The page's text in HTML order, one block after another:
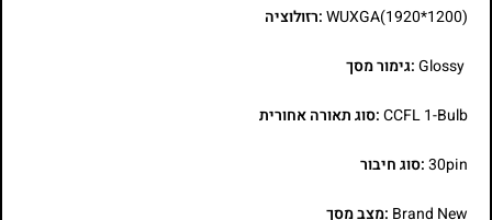
WUXGA(1920*1200):רזולוציה
Glossy:גימור מסך
CCFL 1-Bulb:סוג תאורה אחורית
30pin:סוג חיבור
Brand New :מצב מסך